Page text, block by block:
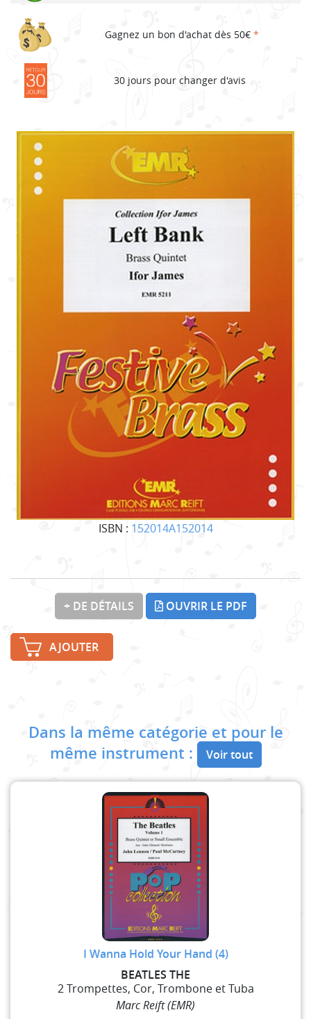
ISBN : 152014A152014
Gagnez un bon d'achat dès 50€ *
30 jours pour changer d'avis
+ DE DÉTAILS OUVRIR LE PDF
AJOUTER
Dans la même catégorie et pour le
même instrument :
Voir tout
I Wanna Hold Your Hand (4)
BEATLES THE
2 Trompettes, Cor, Trombone et Tuba
Marc Reift (EMR)